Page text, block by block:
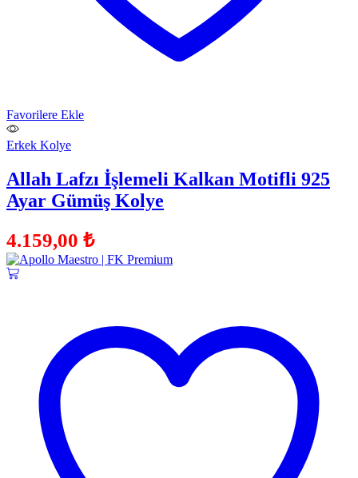
Favorilere Ekle
Erkek Kolye
Allah Lafzı İşlemeli Kalkan Motifli 925
Ayar Gümüş Kolye
4.159,00 ₺